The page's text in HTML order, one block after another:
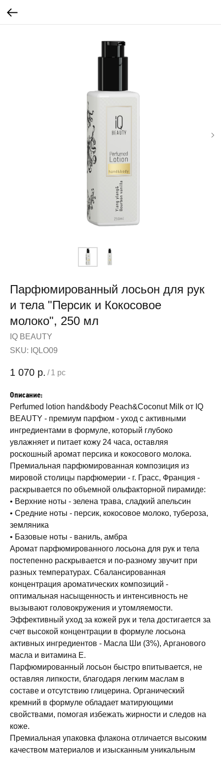
Парфюмированный лосьон для рук
и тела "Персик и Кокосовое
молоко", 250 мл
IQ BEAUTY
SKU: IQLO09
1 070 р. / 1 pc
Описание:
Perfumed lotion hand&body Peach&Coconut Milk от IQ
BEAUTY - премиум парфюм - уход с активными
ингредиентами в формуле, который глубоко
увлажняет и питает кожу 24 часа, оставляя
роскошный аромат персика и кокосового молока.
Премиальная парфюмированная композиция из
мировой столицы парфюмерии - г. Грасс, Франция -
раскрывается по объемной ольфакторной пирамиде:
• Верхние ноты - зелена трава, сладкий апельсин
• Средние ноты - персик, кокосовое молоко, тубероза,
земляника
• Базовые ноты - ваниль, амбра
Аромат парфюмированного лосьона для рук и тела
постепенно раскрывается и по-разному звучит при
разных температурах. Сбалансированная
концентрация ароматических композиций -
оптимальная насыщенность и интенсивность не
вызывают головокружения и утомляемости.
Эффективный уход за кожей рук и тела достигается за
счет высокой концентрации в формуле лосьона
активных ингредиентов - Масла Ши (3%), Арганового
масла и витамина Е.
Парфюмированный лосьон быстро впитывается, не
оставляя липкости, благодаря легким маслам в
составе и отсутствию глицерина. Органический
кремний в формуле обладает матирующими
свойствами, помогая избежать жирности и следов на
коже.
Премиальная упаковка флакона отличается высоким
качеством материалов и изысканным уникальным